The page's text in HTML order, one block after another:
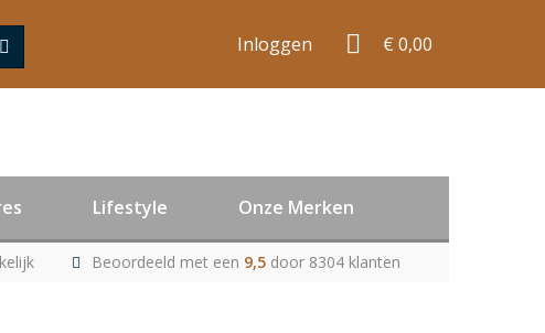
Inloggen € 0,00
Lifestyle Onze Merken
Beoordeeld met een 9,5 door 8304 klanten